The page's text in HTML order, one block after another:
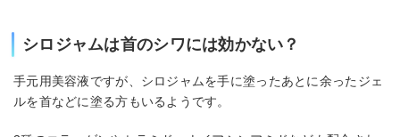
シロジャムは首のシワには効かない？
手元用美容液ですが、シロジャムを手に塗ったあとに余ったジェ
ルを首などに塗る方もいるようです。